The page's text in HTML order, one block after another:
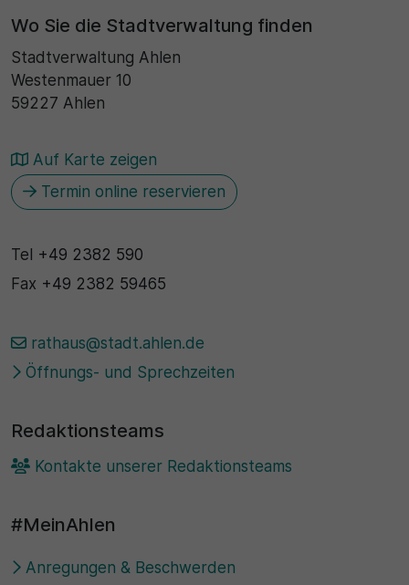
Wo Sie die Stadtverwaltung finden
Stadtverwaltung Ahlen
Westenmauer 10
59227 Ahlen
Auf Karte zeigen
Termin online reservieren
Tel +49 2382 590
Fax +49 2382 59465
rathaus@stadt.ahlen.de
Öffnungs- und Sprechzeiten
Redaktionsteams
Kontakte unserer Redaktionsteams
#MeinAhlen
Anregungen & Beschwerden
30 Minuten
Zweck